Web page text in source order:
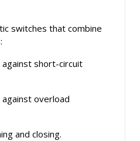
switches that combine
short-circuit
overload
and closing.